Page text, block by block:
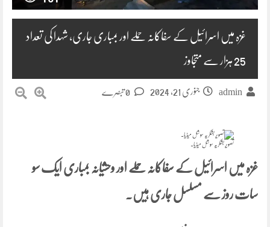
غزہ میں اسرائیل کے سفاکانہ حملے اور بمباری جاری، شہدا کی تعداد
25 ہزار سے متجاوز
admin جنوری 21, 2024
تصویر بشکریہ سوشل میڈیا۔
غزہ میں اسرائیل کے سفاکانہ حملے اور وحشیانہ بمباری ایک سو
سات روز سے مسلسل جاری ہیں۔